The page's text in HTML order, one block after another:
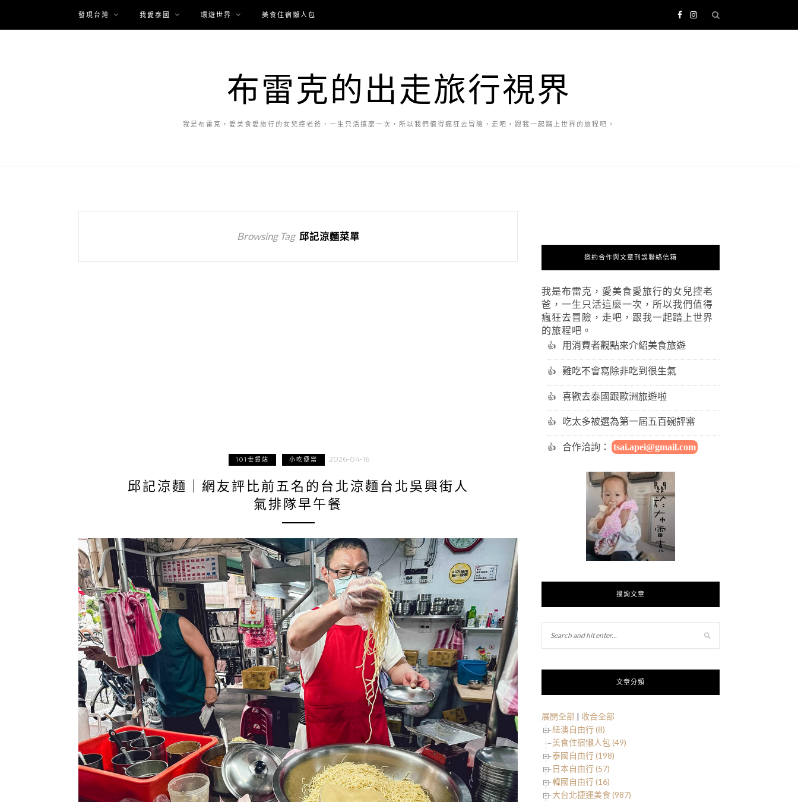
發現台灣 我愛泰國 環遊世界 美食住宿懶人包
布雷克的出走旅行視界
我是布雷克，愛美食愛旅行的女兒控老爸，一生只活這麼一次，所以我們值得瘋狂去冒險，走吧，跟我一起踏上世界的旅程吧。
Browsing Tag 邱記涼麵菜單
101世貿站 小吃便當 2026-04-16
邱記涼麵｜網友評比前五名的台北涼麵台北吳興街人
氣排隊早午餐
邀約合作與文章刊誤聯絡信箱
我是布雷克，愛美食愛旅行的女兒控老
爸，一生只活這麼一次，所以我們值得
瘋狂去冒險，走吧，跟我一起踏上世界
的旅程吧。
用消費者觀點來介紹美食旅遊
難吃不會寫除非吃到很生氣
喜歡去泰國跟歐洲旅遊啦
吃太多被選為第一屆五百碗評審
合作洽詢： tsai.apei@gmail.com
搜詢文章
文章分類
展開全部 | 收合全部
紐澳自由行 (8)
美食住宿懶人包 (49)
泰國自由行 (198)
日本自由行 (57)
韓國自由行 (16)
大台北捷運美食 (987)